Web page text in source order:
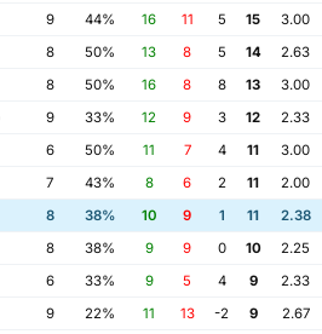
9 44% 16 11 5 15
3.00
8 50% 13 8 5 14
2.63
8 50% 16 8 8 13
3.00
9 33% 12 9 3 12
2.33
6 50% 11 7 4 11
3.00
7 43% 8 6 2 11
2.00
8 38% 10 9 1 11
2.38
8 38% 9 9 0 10
2.25
6 33% 9 5 4 9
2.33
9 22% 11 13 -2 9
2.67